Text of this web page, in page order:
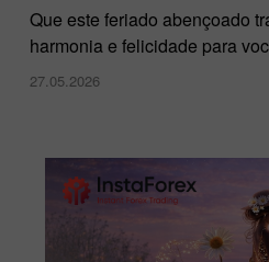
Que este feriado abençoado
harmonia e felicidade para
27.05.2026